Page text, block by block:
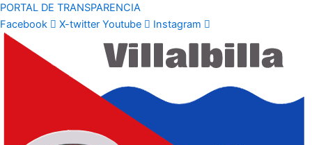
PORTAL DE TRANSPARENCIA
Facebook
X-twitter Youtube Instagram